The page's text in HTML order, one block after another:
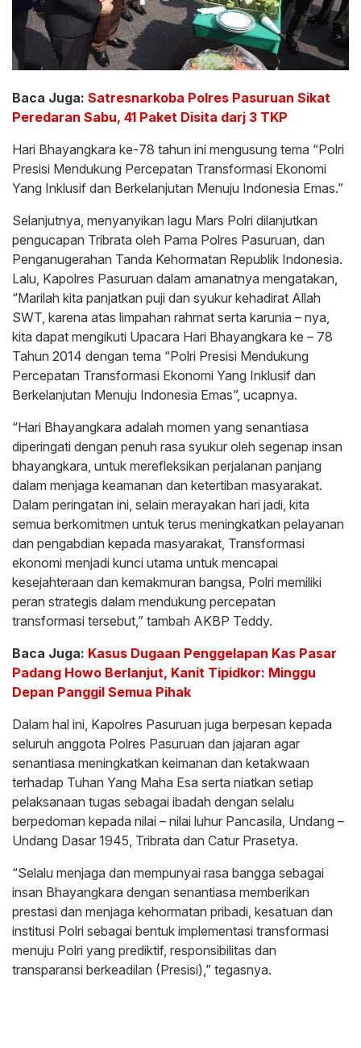
Baca Juga: Satresnarkoba Polres Pasuruan Sikat
Peredaran Sabu, 41 Paket Disita darj 3 TKP
Hari Bhayangkara ke-78 tahun ini mengusung tema “Polri
Presisi Mendukung Percepatan Transformasi Ekonomi
Yang Inklusif dan Berkelanjutan Menuju Indonesia Emas.”
Selanjutnya, menyanyikan lagu Mars Polri dilanjutkan
pengucapan Tribrata oleh Pama Polres Pasuruan, dan
Penganugerahan Tanda Kehormatan Republik Indonesia.
Lalu, Kapolres Pasuruan dalam amanatnya mengatakan,
“Marilah kita panjatkan puji dan syukur kehadirat Allah
SWT, karena atas limpahan rahmat serta karunia – nya,
kita dapat mengikuti Upacara Hari Bhayangkara ke – 78
Tahun 2014 dengan tema “Polri Presisi Mendukung
Percepatan Transformasi Ekonomi Yang Inklusif dan
Berkelanjutan Menuju Indonesia Emas”, ucapnya.
“Hari Bhayangkara adalah momen yang senantiasa
diperingati dengan penuh rasa syukur oleh segenap insan
bhayangkara, untuk merefleksikan perjalanan panjang
dalam menjaga keamanan dan ketertiban masyarakat.
Dalam peringatan ini, selain merayakan hari jadi, kita
semua berkomitmen untuk terus meningkatkan pelayanan
dan pengabdian kepada masyarakat, Transformasi
ekonomi menjadi kunci utama untuk mencapai
kesejahteraan dan kemakmuran bangsa, Polri memiliki
peran strategis dalam mendukung percepatan
transformasi tersebut,” tambah AKBP Teddy.
Baca Juga: Kasus Dugaan Penggelapan Kas Pasar
Padang Howo Berlanjut, Kanit Tipidkor: Minggu
Depan Panggil Semua Pihak
Dalam hal ini, Kapolres Pasuruan juga berpesan kepada
seluruh anggota Polres Pasuruan dan jajaran agar
senantiasa meningkatkan keimanan dan ketakwaan
terhadap Tuhan Yang Maha Esa serta niatkan setiap
pelaksanaan tugas sebagai ibadah dengan selalu
berpedoman kepada nilai – nilai luhur Pancasila, Undang –
Undang Dasar 1945, Tribrata dan Catur Prasetya.
“Selalu menjaga dan mempunyai rasa bangga sebagai
insan Bhayangkara dengan senantiasa memberikan
prestasi dan menjaga kehormatan pribadi, kesatuan dan
institusi Polri sebagai bentuk implementasi transformasi
menuju Polri yang prediktif, responsibilitas dan
transparansi berkeadilan (Presisi),” tegasnya.